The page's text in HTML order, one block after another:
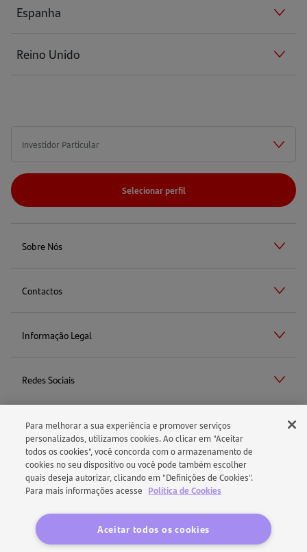
Espanha
Reino Unido
Selecionar perfil
Sobre Nós
Contactos
Informação Legal
Redes Sociais
Aviso Legal
Política de Cookies
Política de Proteção de Dados
Segurança e Confidencialidade
Para melhorar a sua experiência e promover serviços
personalizados, utilizamos cookies. Ao clicar em "Aceitar
todos os cookies", você concorda com o armazenamento de
cookies no seu dispositivo ou você pode também escolher
quais deseja autorizar, clicando em "Definições de Cookies".
Para mais informações acesse Política de Cookies
Aceitar todos os cookies